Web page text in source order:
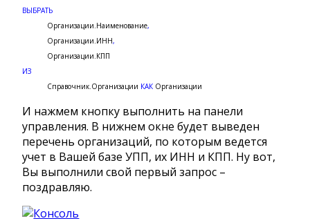
ВЫБРАТЬ
Организации.Наименование,
Организации.ИНН,
Организации.КПП
ИЗ
Справочник.Организации КАК Организации
И нажмем кнопку выполнить на панели
управления. В нижнем окне будет выведен
перечень организаций, по которым ведется
учет в Вашей базе УПП, их ИНН и КПП. Ну вот,
Вы выполнили свой первый запрос –
поздравляю.